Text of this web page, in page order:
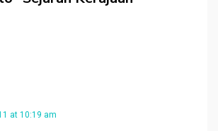
at 10:19 am